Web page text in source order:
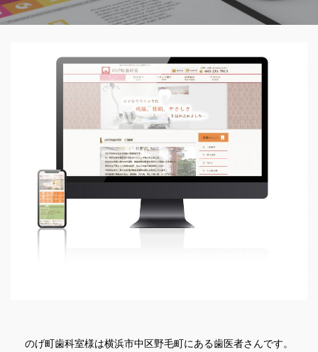
のげ町歯科室様は横浜市中区野毛町にある歯医者さんです。